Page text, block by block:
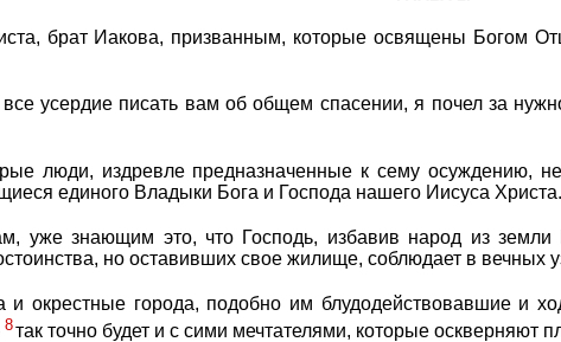
брат Иакова, призванным, которые освящены Богом
усердие писать вам об общем спасении, я почел за
люди, издревле предназначенные к сему осуждению,
единого Владыки Бога и Господа нашего Иисуса Христа.
уже знающим это, что Господь, избавив народ из земли
но оставивших свое жилище, соблюдает в вечных
окрестные города, подобно им блудодействовавшие и
8так точно будет и с сими мечтателями, которые оскверняют